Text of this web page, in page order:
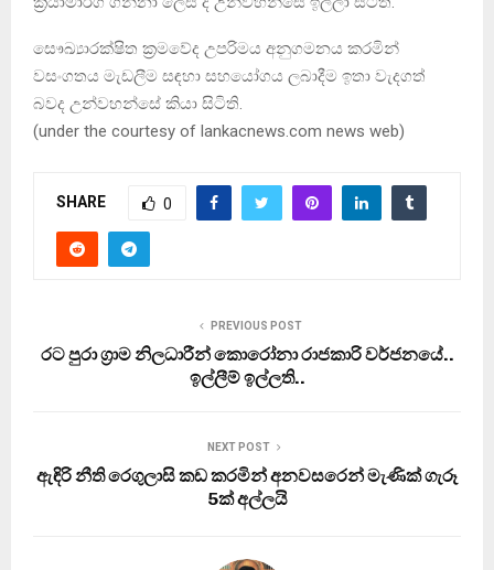
සෞඛ්‍යාරක්ෂිත ක්‍රමවේද උපරිමය අනුගමනය කරමින්
වසංගතය මැඩලීම සඳහා සහයෝගය ලබාදීම ඉතා වැදගත්
බවද උන්වහන්සේ කියා සිටිති.
(under the courtesy of lankacnews.com news web)
SHARE 0
PREVIOUS POST
රට පුරා ග‍්‍රාම නිලධාරීන් කොරෝනා රාජකාරි වර්ජනයේ..
ඉල්ලීම් ඉල්ලති..
NEXT POST
ඇඳිරි නීති රෙගුලාසි කඩ කරමින් අනවසරෙන් මැණික් ගැරූ
5ක් අල්ලයි